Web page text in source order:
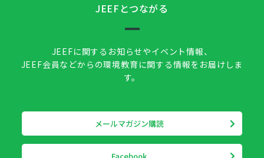
JEEFとつながる
JEEFに関するお知らせやイベント情報、
JEEF会員などからの環境教育に関する情報をお届けしま
す。
メールマガジン購読